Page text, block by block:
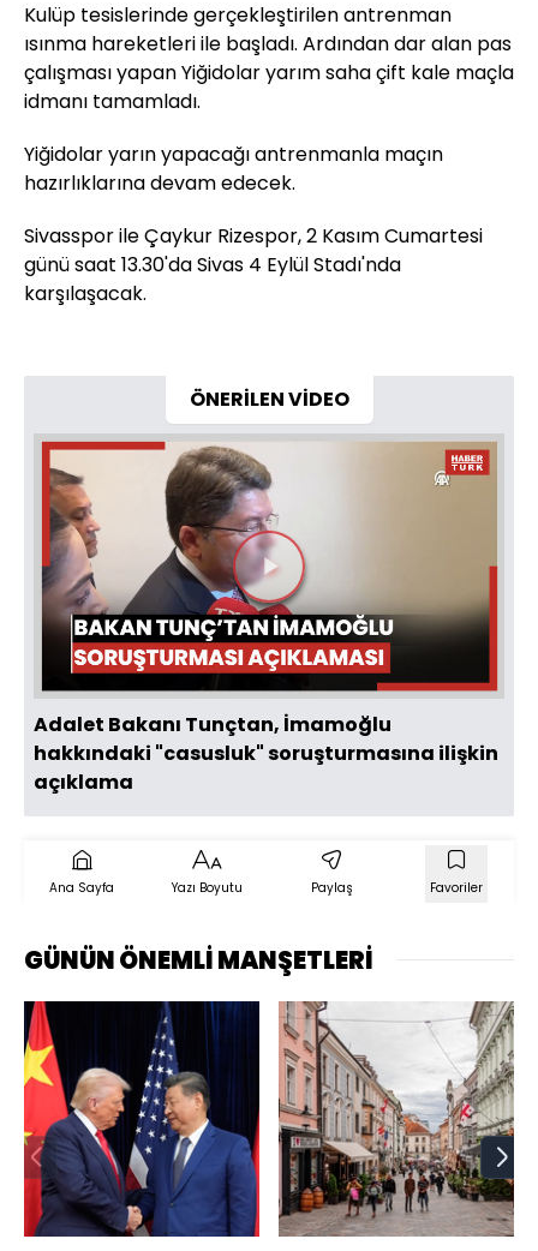
Kulüp tesislerinde gerçekleştirilen antrenman
ısınma hareketleri ile başladı. Ardından dar alan pas
çalışması yapan Yiğidolar yarım saha çift kale maçla
idmanı tamamladı.
Yiğidolar yarın yapacağı antrenmanla maçın
hazırlıklarına devam edecek.
Sivasspor ile Çaykur Rizespor, 2 Kasım Cumartesi
günü saat 13.30'da Sivas 4 Eylül Stadı'nda
karşılaşacak.
ÖNERİLEN VİDEO
Videoyu
Oynat
Adalet Bakanı Tunçtan, İmamoğlu
hakkındaki "casusluk" soruşturmasına ilişkin
açıklama
Ana Sayfa Yazı Boyutu Paylaş Favoriler
GÜNÜN ÖNEMLİ MANŞETLERİ